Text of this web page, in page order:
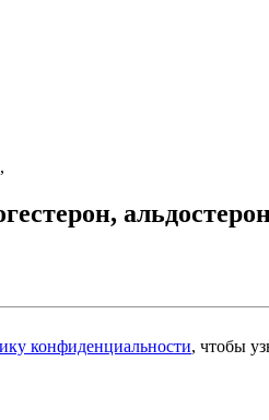
конфиденциальности, чтобы